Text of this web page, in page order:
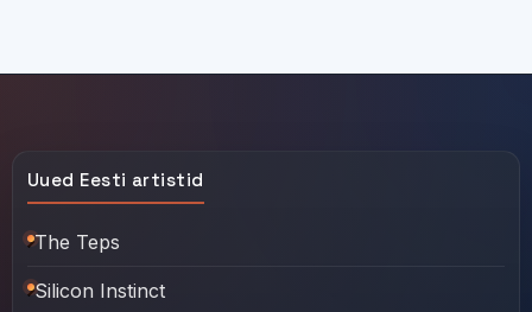
Uued Eesti artistid
The Teps
Silicon Instinct